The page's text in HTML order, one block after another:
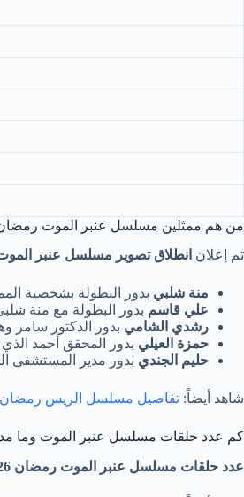
من هم ممثلين مسلسل عنبر الموت رمضان
تم إعلان انطلاق تصوير مسلسل عنبر
منة شلبي بدور البطولة بشخصية
علي قاسم بدور البطولة مع منة
رشدي الشامي بدور الدكتور سامر
حمزة العيلي بدور المحقق أحمد
حليم الجندي بدور مدير المستشفى
شاهد أيضاً: تفاصيل مسلسل الريس رمضان 2026: الأبطال والقصة وقنوات العرض
كم عدد حلقات مسلسل عنبر الموت وما
عدد حلقات مسلسل عنبر الموت رمضان 2026